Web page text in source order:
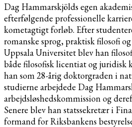
Dag Hammarskjölds egen
efterfølgende professionelle
kometagtigt forløb. Efter
romanske sprog, praktisk filosofi
Uppsala Universitet blev han
både filosofisk licentiat og juridisk
han som 28-årig doktorgraden i
studierne arbejdede Dag
arbejdsløshedskommission og
Senere blev han statssekretær i
formand for Riksbankens